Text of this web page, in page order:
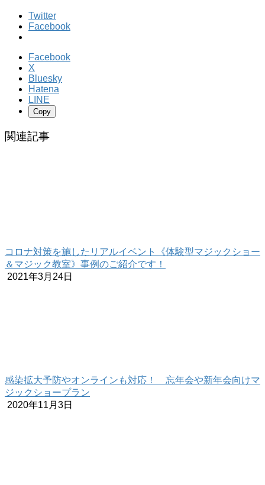
Twitter
Facebook
Facebook
X
Bluesky
Hatena
LINE
Copy
関連記事
コロナ対策を施したリアルイベント《体験型マジックショー
＆マジック教室》事例のご紹介です！
2021年3月24日
感染拡大予防やオンラインも対応！ 忘年会や新年会向けマ
ジックショープラン
2020年11月3日